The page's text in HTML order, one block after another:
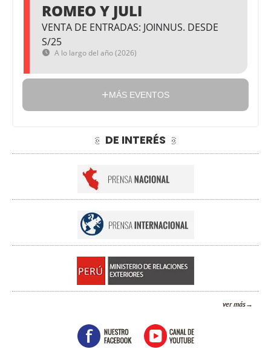
ROMEO Y JULI
VENTA DE ENTRADAS: JOINNUS. DESDE
S/25
A lo largo del año (2026)
MÁS EVENTOS
DE INTERÉS
ver más